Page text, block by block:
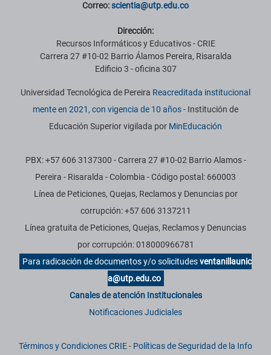
Correo:scientia@utp.edu.co
Dirección:
Recursos Informáticos y Educativos - CRIE
Carrera 27 #10-02 Barrio Álamos Pereira, Risaralda
Edificio 3 - oficina 307
Universidad Tecnológica de Pereira Reacreditada institucional
mente en 2021, con vigencia de 10 años- Institución de
Educación Superior vigilada por MinEducación
PBX: +57 606 3137300 - Carrera 27 #10-02 Barrio Alamos -
Pereira - Risaralda - Colombia - Código postal: 660003
Línea de Peticiones, Quejas, Reclamos y Denuncias por
corrupción: +57 606 3137211
Línea gratuita de Peticiones, Quejas, Reclamos y Denuncias
por corrupción: 018000966781
Para radicación de documentos y/o solicitudesventanillaunic
a@utp.edu.co
Canales de atención Institucionales
Notificaciones Judiciales
Términos y Condiciones CRIE- Políticas de Seguridad de la Info